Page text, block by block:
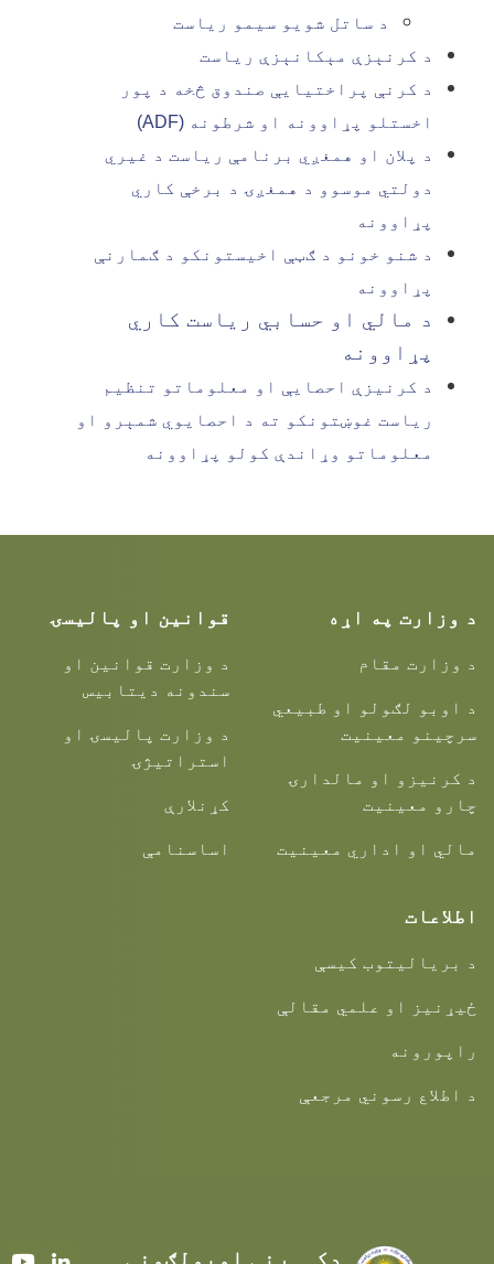
د ساتل شویو سیمو ریاست
د کرنېزې مېکانېزې ریاست
د کرنې پراختیایې صندوق څخه د پور
اخستلو پړاوونه او شرطونه (ADF
)
د پلان او همغږي برنامې ریاست د غیري
دولتي موسوو د همغږۍ د برخې کاري
پړاوونه
د شنو خونو د ګټې اخیستونکو د ګمارنې
پړاوونه
د مالي او حسابي ریاست کاري
پړاوونه
د کرنیزې احصایې او معلوماتو تنظیم
ریاست غوښتونکو ته د احصایوي شمېرو او
معلوماتو وړاندې کولو پړاوونه
د وزارت په اړه
د وزارت مقام
د اوبو لګولو او طبیعي
سرچینو معینیت
د کرنیزو او مالدارۍ
چارو معینیت
مالي او اداري معینیت
قوانین او پالیسۍ
د وزارت قوانین او
سندونه دیتابیس
د وزارت پالیسۍ او
استراتیژۍ
کړنلارې
اساسنامې
اطلاعات
د بریالیتوب کیسې
ځیړنیز او علمي مقالې
راپورونه
د اطلاع رسوني مرجعې
دکــرنې اوبولګونې YoutubeLinkedIn